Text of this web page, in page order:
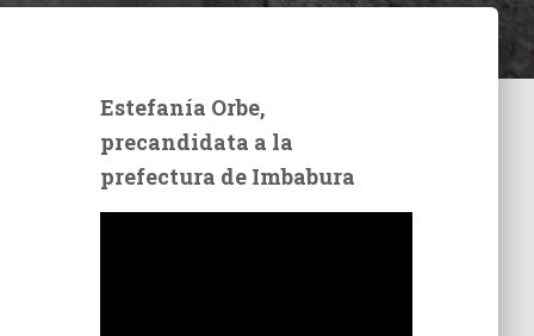
Estefanía Orbe,
precandidata a la
prefectura de Imbabura